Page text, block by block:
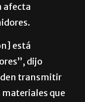
afecta
está
dijo
transmitir
materiales que